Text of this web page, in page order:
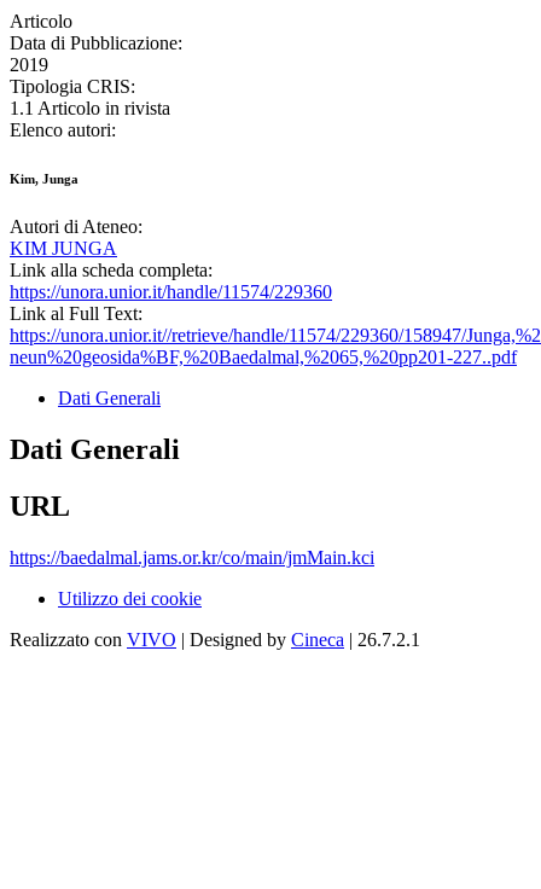
Articolo
Data di Pubblicazione:
2019
Tipologia CRIS:
1.1 Articolo in rivista
Elenco autori:
Kim, Junga
Autori di Ateneo:
KIM JUNGA
Link alla scheda completa:
https://unora.unior.it/handle/11574/229360
Link al Full Text:
https://unora.unior.it//retrieve/handle/11574/229360/158947/
neun%20geosida%BF,%20Baedalmal,%2065,%20pp201-227..pdf
Dati Generali
Dati Generali
URL
https://baedalmal.jams.or.kr/co/main/jmMain.kci
Utilizzo dei cookie
Realizzato con VIVO | Designed by Cineca | 26.7.2.1